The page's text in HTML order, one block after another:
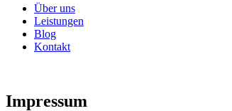
Über uns
Leistungen
Blog
Kontakt
Impressum